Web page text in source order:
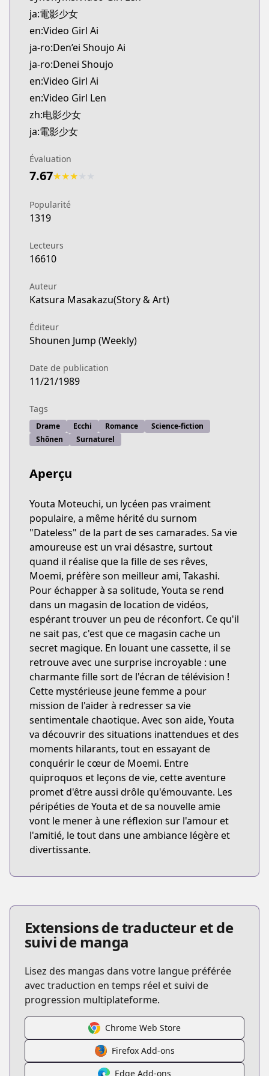
MangaUpdates
https://www.mangaupdates.com/
Book☆Walker
Book☆Walker
https://bookwalker.jp/series/13066/list
Official English
Official English
https://www.viz.com/video-girl-ai
ja:電影少女
en:Video Girl Ai
ja-ro:Den’ei Shoujo Ai
ja-ro:Denei Shoujo
en:Video Girl Ai
en:Video Girl Len
zh:电影少女
ja:電影少女
Évaluation
7.67★★★
Popularité
1319
Lecteurs
16610
Auteur
Katsura Masakazu(Story & Art)
Éditeur
Shounen Jump (Weekly)
Date de publication
11/21/1989
Tags
Drame Ecchi Romance
Science-fiction
Shōnen
Surnaturel
Aperçu
Youta Moteuchi, un lycéen pas vraiment
populaire, a même hérité du surnom
"Dateless" de la part de ses camarades. Sa vie
amoureuse est un vrai désastre, surtout
quand il réalise que la fille de ses rêves,
Moemi, préfère son meilleur ami, Takashi.
Pour échapper à sa solitude, Youta se rend
dans un magasin de location de vidéos,
espérant trouver un peu de réconfort. Ce qu'il
ne sait pas, c'est que ce magasin cache un
secret magique. En louant une cassette, il se
retrouve avec une surprise incroyable : une
charmante fille sort de l'écran de télévision !
Cette mystérieuse jeune femme a pour
mission de l'aider à redresser sa vie
sentimentale chaotique. Avec son aide, Youta
va découvrir des situations inattendues et des
moments hilarants, tout en essayant de
conquérir le cœur de Moemi. Entre
quiproquos et leçons de vie, cette aventure
promet d'être aussi drôle qu'émouvante. Les
péripéties de Youta et de sa nouvelle amie
vont le mener à une réflexion sur l'amour et
l'amitié, le tout dans une ambiance légère et
divertissante.
Extensions de traducteur et de
suivi de manga
Lisez des mangas dans votre langue préférée
avec traduction en temps réel et suivi de
progression multiplateforme.
Chrome Web Store
Firefox Add-ons
Edge Add-ons